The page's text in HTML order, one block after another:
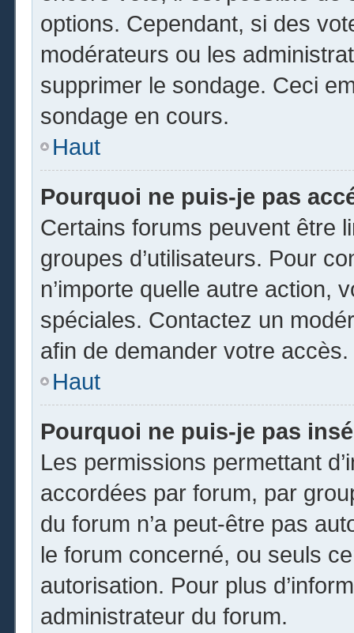
options. Cependant, si des
modérateurs ou les
supprimer le sondage. Ceci
sondage en cours.
Haut
Pourquoi ne puis-je pas
Certains forums peuvent être
groupes d’utilisateurs. Pour
n’importe quelle autre action,
spéciales. Contactez un
afin de demander votre accès.
Haut
Pourquoi ne puis-je pas
Les permissions permettant
accordées par forum, par
du forum n’a peut-être pas
le forum concerné, ou seuls
autorisation. Pour plus
administrateur du forum.